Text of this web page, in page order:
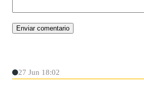
27 Jun 18:02